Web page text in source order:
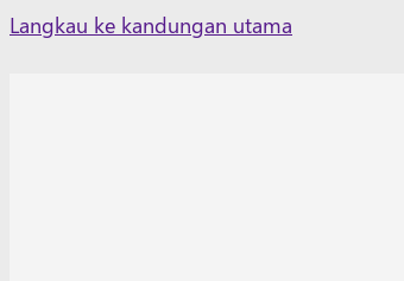
Skip
Langkau ke kandungan utama